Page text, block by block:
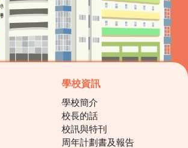
學校資訊
學校簡介
校長的話
校訊與特刊
周年計劃書及報告